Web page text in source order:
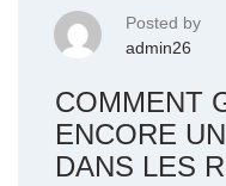
Posted by
admin26
COMMENT
ENCORE
DANS LES